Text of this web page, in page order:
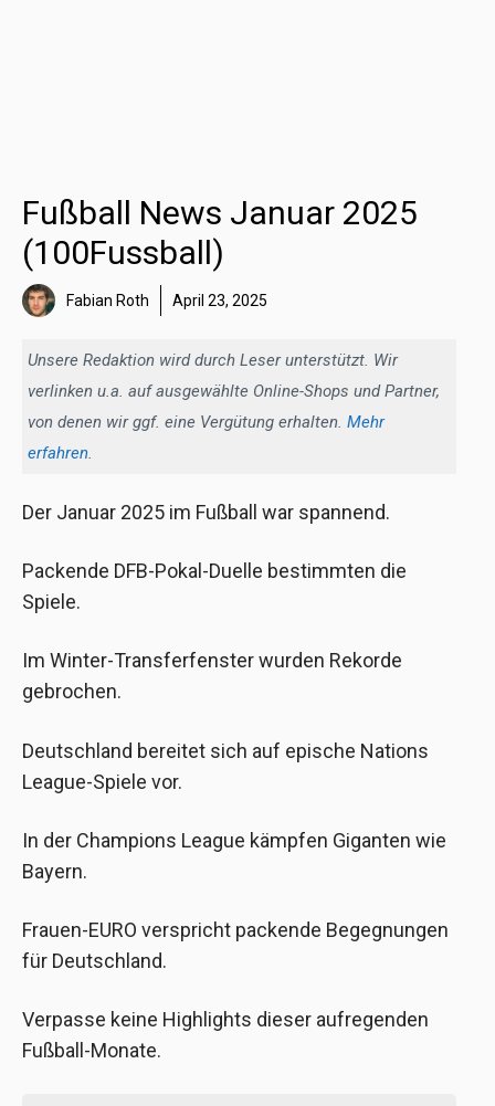
Fußball News Januar 2025
(100Fussball)
Fabian Roth April 23, 2025
Unsere Redaktion wird durch Leser unterstützt. Wir
verlinken u.a. auf ausgewählte Online-Shops und Partner,
von denen wir ggf. eine Vergütung erhalten. Mehr
erfahren.
Der Januar 2025 im Fußball war spannend.
Packende DFB-Pokal-Duelle bestimmten die
Spiele.
Im Winter-Transferfenster wurden Rekorde
gebrochen.
Deutschland bereitet sich auf epische Nations
League-Spiele vor.
In der Champions League kämpfen Giganten wie
Bayern.
Frauen-EURO verspricht packende Begegnungen
für Deutschland.
Verpasse keine Highlights dieser aufregenden
Fußball-Monate.